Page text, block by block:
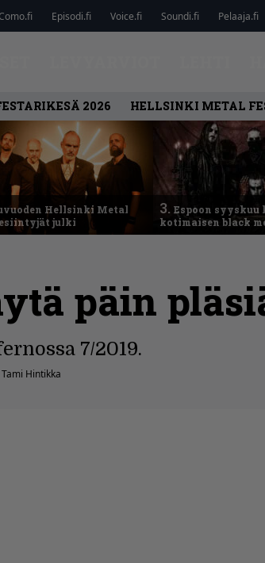
Episodi.fi Voice.fi Soundi.fi Pelaaja.fi
2026 HELLSINKI METAL
Hellsinki Metal
esiintyjät julki
3. Espoon
kotimaisen black
päin
7/2019.
Tami Hintikka